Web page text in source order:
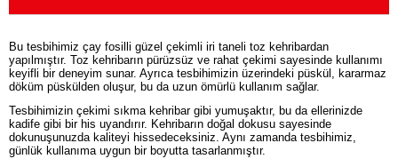
Bu tesbihimiz çay fosilli güzel çekimli iri taneli toz kehribardan
yapılmıştır. Toz kehribarın pürüzsüz ve rahat çekimi sayesinde kullanımı
keyifli bir deneyim sunar. Ayrıca tesbihimizin üzerindeki püskül, kararmaz
döküm püskülden oluşur, bu da uzun ömürlü kullanım sağlar.
Tesbihimizin çekimi sıkma kehribar gibi yumuşaktır, bu da ellerinizde
kadife gibi bir his uyandırır. Kehribarın doğal dokusu sayesinde
dokunuşunuzda kaliteyi hissedeceksiniz. Aynı zamanda tesbihimiz,
günlük kullanıma uygun bir boyutta tasarlanmıştır.